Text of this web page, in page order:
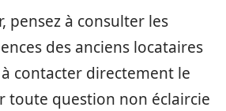
pensez à consulter les
des anciens locataires
à contacter directement le
toute question non éclaircie